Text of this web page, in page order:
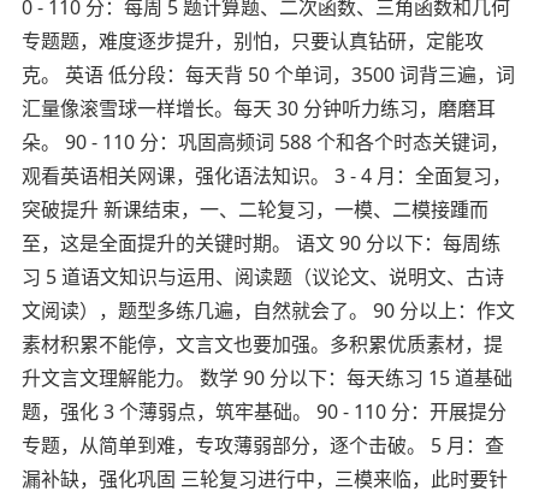
0 - 110 分：每周 5 题计算题、二次函数、三角函数和几何
专题题，难度逐步提升，别怕，只要认真钻研，定能攻
克。 英语 低分段：每天背 50 个单词，3500 词背三遍，词
汇量像滚雪球一样增长。每天 30 分钟听力练习，磨磨耳
朵。 90 - 110 分：巩固高频词 588 个和各个时态关键词，
观看英语相关网课，强化语法知识。 3 - 4 月：全面复习，
突破提升新课结束，一、二轮复习，一模、二模接踵而
至，这是全面提升的关键时期。 语文 90 分以下：每周练
习 5 道语文知识与运用、阅读题（议论文、说明文、古诗
文阅读），题型多练几遍，自然就会了。 90 分以上：作文
素材积累不能停，文言文也要加强。多积累优质素材，提
升文言文理解能力。 数学 90 分以下：每天练习 15 道基础
题，强化 3 个薄弱点，筑牢基础。 90 - 110 分：开展提分
专题，从简单到难，专攻薄弱部分，逐个击破。 5 月：查
漏补缺，强化巩固 三轮复习进行中，三模来临，此时要针